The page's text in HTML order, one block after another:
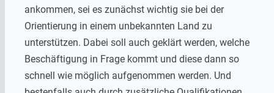
ankommen, sei es zunächst wichtig sie bei der
Orientierung in einem unbekannten Land zu
unterstützen. Dabei soll auch geklärt werden, welche
Beschäftigung in Frage kommt und diese dann so
schnell wie möglich aufgenommen werden. Und